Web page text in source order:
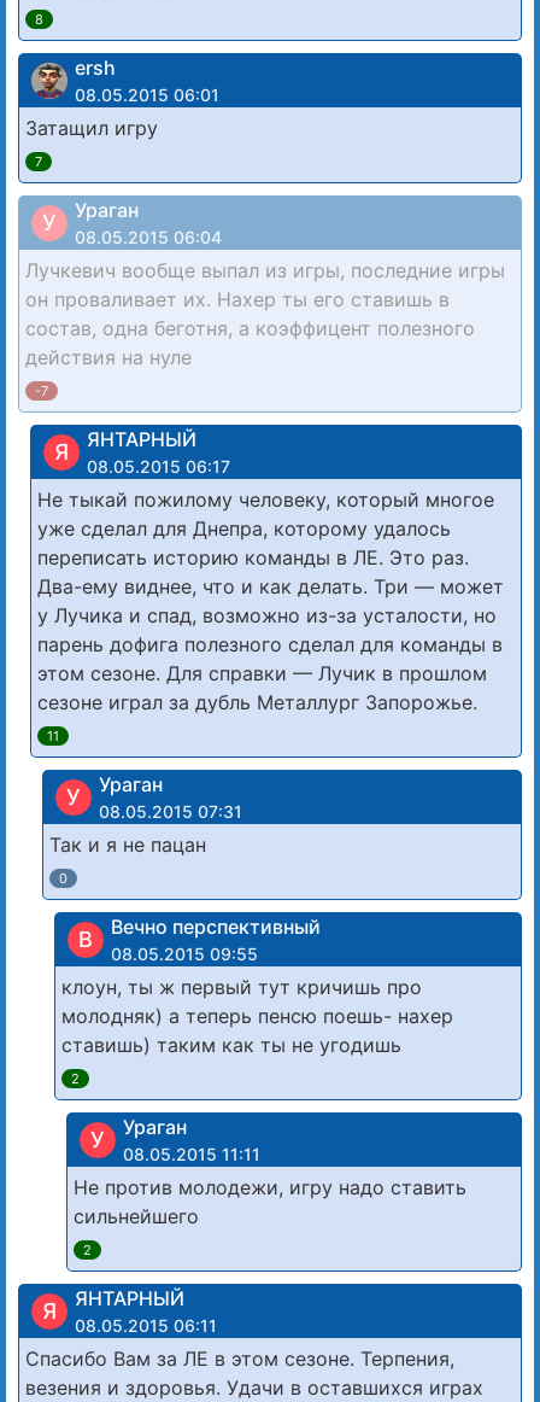
8
ersh
08.05.2015 06:01
Затащил игру
7
У Ураган
08.05.2015 06:04
Лучкевич вообще выпал из игры, последние игры
он проваливает их. Нахер ты его ставишь в
состав, одна беготня, а коэффицент полезного
действия на нуле
-7
Я ЯНТАРНЫЙ
08.05.2015 06:17
Не тыкай пожилому человеку, который многое
уже сделал для Днепра, которому удалось
переписать историю команды в ЛЕ. Это раз.
Два-ему виднее, что и как делать. Три — может
у Лучика и спад, возможно из-за усталости, но
парень дофига полезного сделал для команды в
этом сезоне. Для справки — Лучик в прошлом
сезоне играл за дубль Металлург Запорожье.
11
У Ураган
08.05.2015 07:31
Так и я не пацан
0
В Вечно перспективный
08.05.2015 09:55
клоун, ты ж первый тут кричишь про
молодняк) а теперь пенсю поешь- нахер
ставишь) таким как ты не угодишь
2
У Ураган
08.05.2015 11:11
Не против молодежи, игру надо ставить
сильнейшего
2
Я ЯНТАРНЫЙ
08.05.2015 06:11
Спасибо Вам за ЛЕ в этом сезоне. Терпения,
везения и здоровья. Удачи в оставшихся играх